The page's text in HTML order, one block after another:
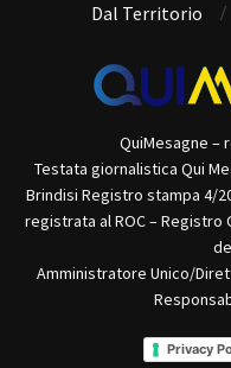
Dal Territorio
QuiMesagne –
Testata giornalistica Qui
Brindisi Registro stampa 4/
registrata al ROC – Registro
Amministratore Unico/
Privacy